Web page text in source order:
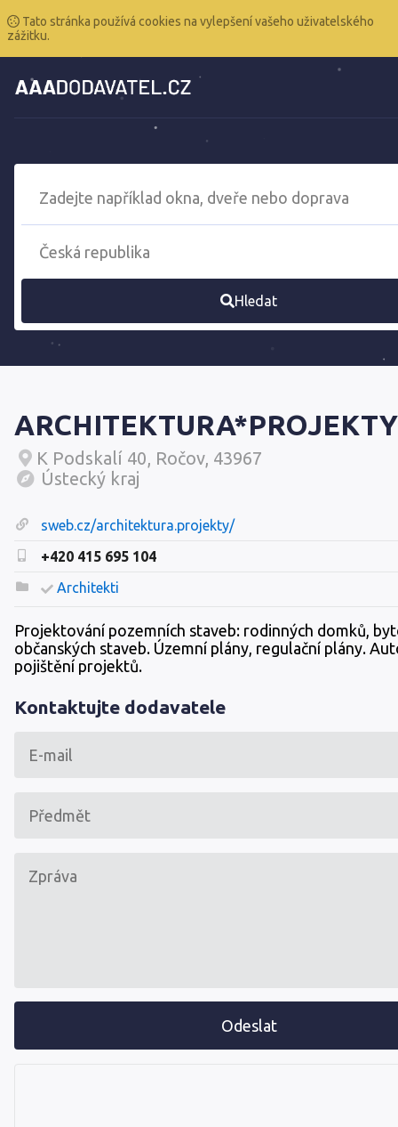
Tato stránka používá cookies na vylepšení vašeho uživatelského
zážitku.
Hledat
ARCHITEKTURA*PROJEKTY
K Podskalí 40, Ročov, 43967
Ústecký kraj
sweb.cz/architektura.projekty/
+420 415 695 104
Architekti
Projektování pozemních staveb: rodinných domků,
občanských staveb. Územní plány, regulační plány.
pojištění projektů.
Kontaktujte dodavatele
Odeslat